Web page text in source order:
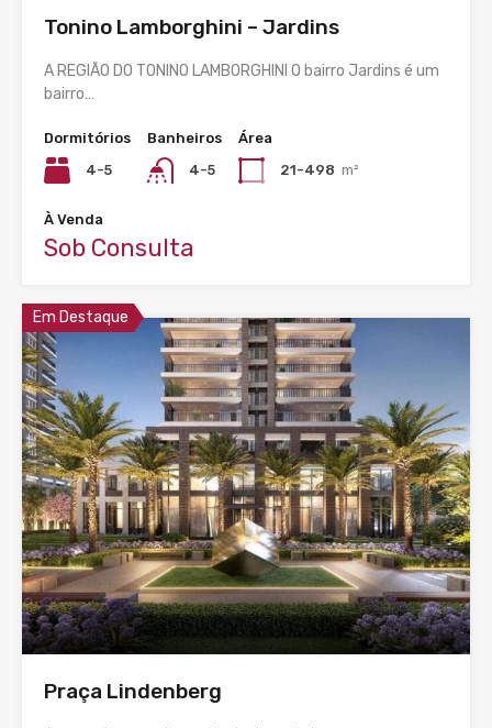
Tonino Lamborghini – Jardins
A REGIÃO DO TONINO LAMBORGHINI O bairro Jardins é um
bairro…
Dormitórios
4-5
Banheiros
4-5
Área
21-498 m²
À Venda
Sob Consulta
Em Destaque
Praça Lindenberg